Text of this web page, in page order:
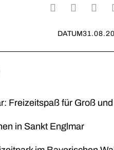
DATUM
Freizeitspaß für Groß
in Sankt Englmar